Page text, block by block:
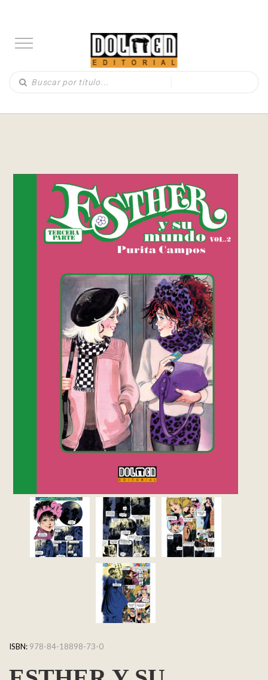
ISBN: 978-84-18898-73-0